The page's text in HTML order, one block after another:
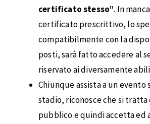
certificato stesso”. In
certificato prescrittivo, lo
compatibilmente con la
posti, sarà fatto accedere al
riservato ai diversamente
Chiunque assista a un
stadio, riconosce che si
pubblico e quindi accetta ed